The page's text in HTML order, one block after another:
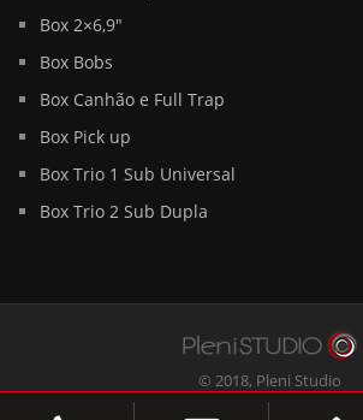
Box 2×6,9″
Box Bobs
Box Canhão e Full Trap
Box Pick up
Box Trio 1 Sub Universal
Box Trio 2 Sub Dupla
© 2018, Pleni Studio
Todos os direitos reservados